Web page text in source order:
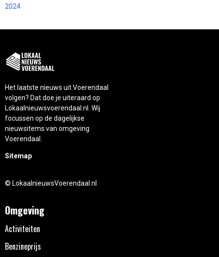
2024
Het laatste nieuws uit Voerendaal
volgen? Dat doe je uiteraard op
Lokaalnieuwsvoerendaal.nl. Wij
focussen op de dagelijkse
nieuwsitems van omgeving
Voerendaal.
Sitemap
© LokaalnieuwsVoerendaal.nl
Omgeving
Activiteiten
Benzineprijs